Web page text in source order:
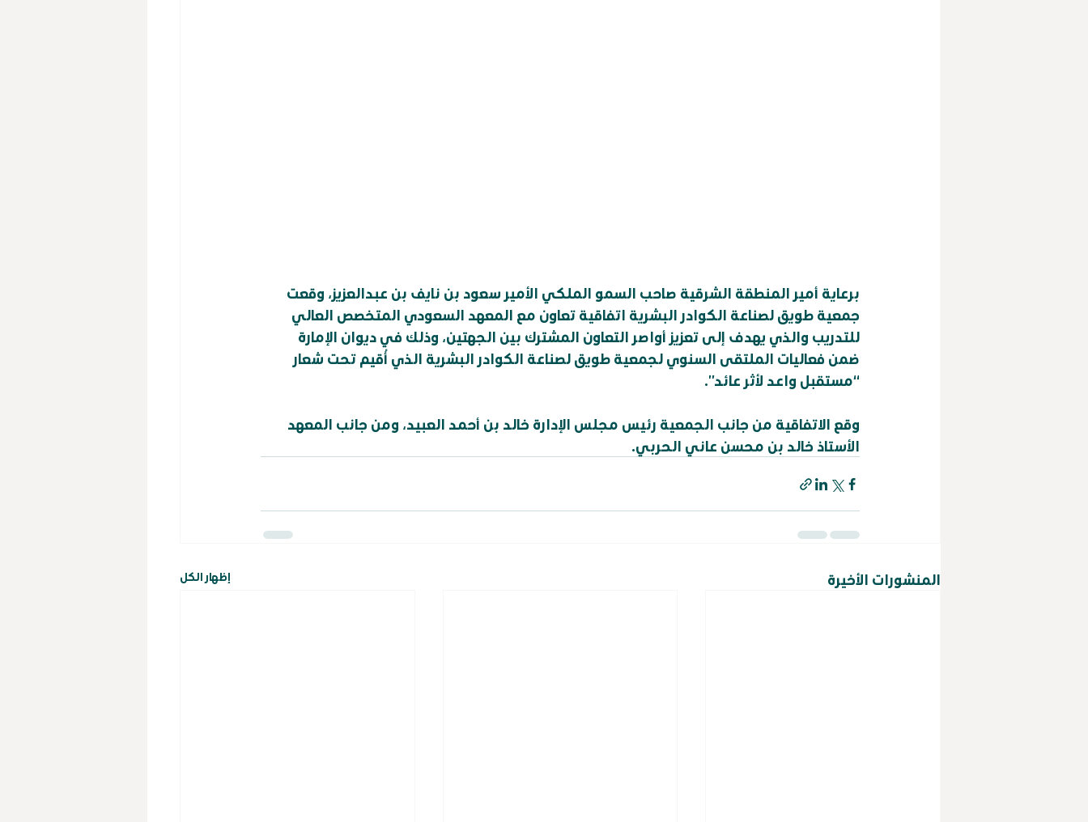
برعاية أمير المنطقة الشرقية صاحب السمو الملكي الأمير سعود بن نايف بن عبدالعزيز، وقعت
جمعية طويق لصناعة الكوادر البشرية اتفاقية تعاون مع المعهد السعودي المتخصص العالي
للتدريب والذي يهدف إلى تعزيز أواصر التعاون المشترك بين الجهتين، وذلك في ديوان الإمارة
ضمن فعاليات الملتقى السنوي لجمعية طويق لصناعة الكوادر البشرية الذي أُقيم تحت شعار
“مستقبل واعد لأثر عائد”.
وقع الاتفاقية من جانب الجمعية رئيس مجلس الإدارة خالد بن أحمد العبيد، ومن جانب المعهد
الأستاذ خالد بن محسن عاني الحربي.
المنشورات الأخيرة إظهار الكل